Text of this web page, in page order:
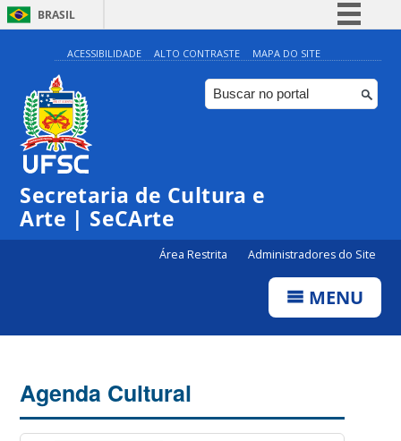
BRASIL
Simplifique!
Comunica BR
Participe
ACESSIBILIDADE ALTO CONTRASTE MAPA DO SITE
Secretaria de Cultura e
Arte | SeCArte
Área Restrita Administradores do Site
MENU
Agenda Cultural
0:00
1:00
5:00